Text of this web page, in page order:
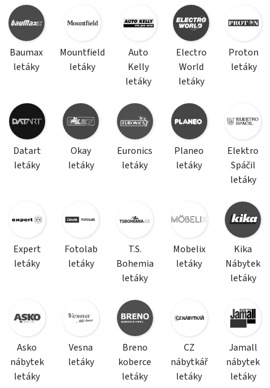
Baumax
letáky
Mountfield
letáky
Auto
Kelly
letáky
Electro
World
letáky
Proton
letáky
Datart
letáky
Okay
letáky
Euronics
letáky
Planeo
letáky
Elektro
Spáčil
letáky
Expert
letáky
Fotolab
letáky
T.S.
Bohemia
letáky
Mobelix
letáky
Kika
Nábytek
letáky
Asko
nábytek
letáky
Vesna
letáky
Breno
koberce
letáky
CZ
nábytkář
letáky
Jamall
nábytek
letáky